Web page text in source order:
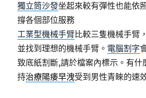
獨立筒沙發坐起來較有彈性也能依
撐各個部位服務
工業型機械手臂比較三隻機械手臂
並找到理想的機械手臂。 電腦割字
致底紙割斷,請於檔案內標示。有什
持治療陽痿早洩受到男性青睞的速